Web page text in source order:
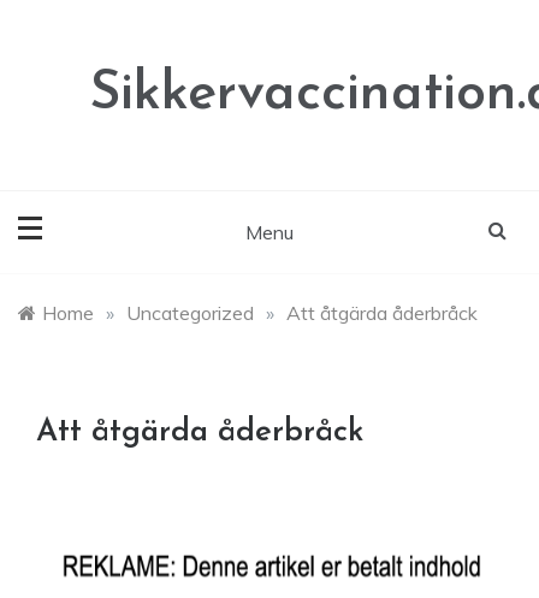
Menu
Home » Uncategorized » Att åtgärda åderbråck
Att åtgärda åderbråck